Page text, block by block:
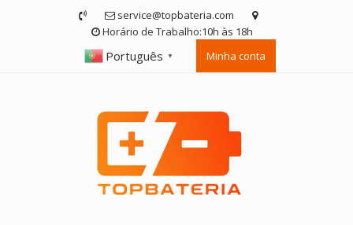
service@topbateria.com
Horário de Trabalho:10h às 18h
Português ▼ Minha conta